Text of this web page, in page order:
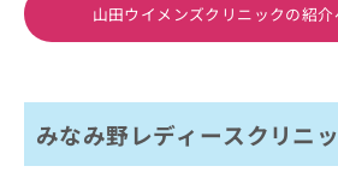
山田ウイメンズクリニックの紹
みなみ野レディースクリニ